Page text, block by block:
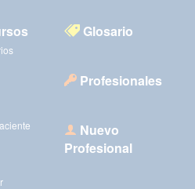
Glosario
Profesionales
Nuevo
Profesional